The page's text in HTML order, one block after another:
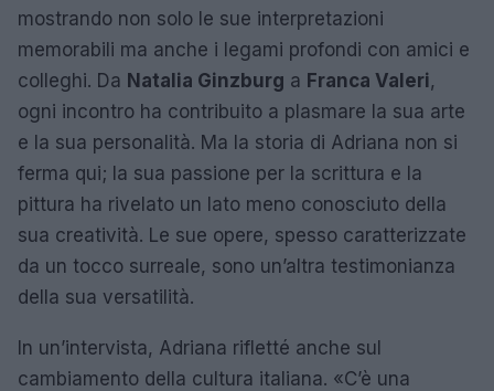
mostrando non solo le sue interpretazioni
memorabili ma anche i legami profondi con amici e
colleghi. Da Natalia Ginzburg a Franca Valeri,
ogni incontro ha contribuito a plasmare la sua arte
e la sua personalità. Ma la storia di Adriana non si
ferma qui; la sua passione per la scrittura e la
pittura ha rivelato un lato meno conosciuto della
sua creatività. Le sue opere, spesso caratterizzate
da un tocco surreale, sono un’altra testimonianza
della sua versatilità.
In un’intervista, Adriana rifletté anche sul
cambiamento della cultura italiana. «C’è una